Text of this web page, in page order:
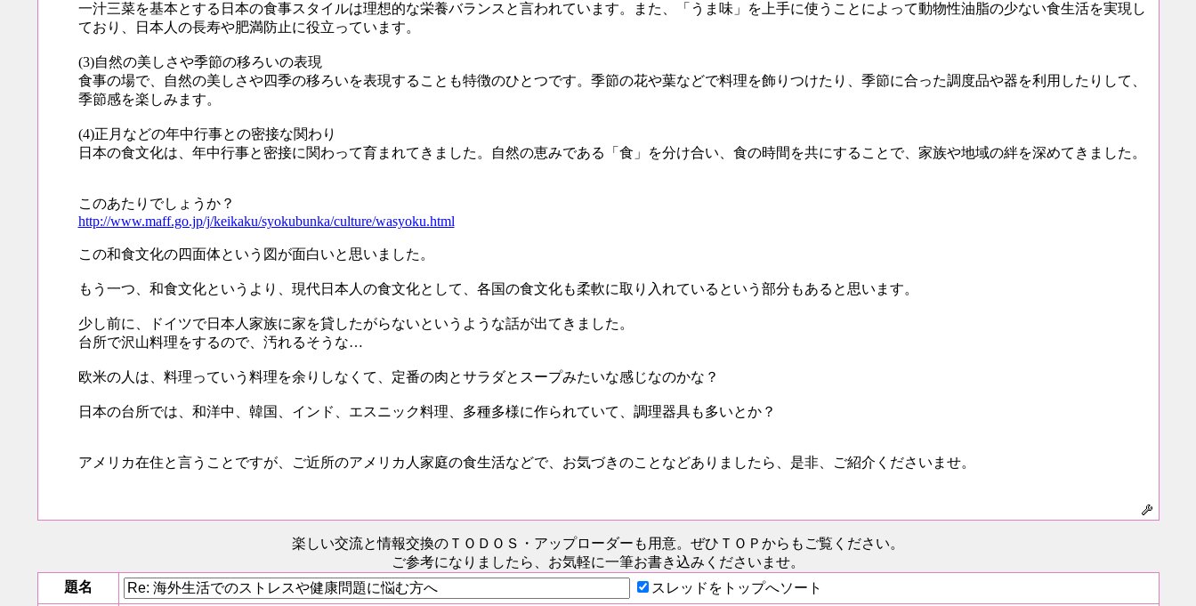
一汁三菜を基本とする日本の食事スタイルは理想的な栄養バランスと言われています。また、「うま味」を上手に使うことによって動物性油脂の少ない食生活を実現し
ており、日本人の長寿や肥満防止に役立っています。
(3)自然の美しさや季節の移ろいの表現
食事の場で、自然の美しさや四季の移ろいを表現することも特徴のひとつです。季節の花や葉などで料理を飾りつけたり、季節に合った調度品や器を利用したりして、
季節感を楽しみます。
(4)正月などの年中行事との密接な関わり
日本の食文化は、年中行事と密接に関わって育まれてきました。自然の恵みである「食」を分け合い、食の時間を共にすることで、家族や地域の絆を深めてきました。
このあたりでしょうか？
http://www.maff.go.jp/j/keikaku/syokubunka/culture/wasyoku.html
この和食文化の四面体という図が面白いと思いました。
もう一つ、和食文化というより、現代日本人の食文化として、各国の食文化も柔軟に取り入れているという部分もあると思います。
少し前に、ドイツで日本人家族に家を貸したがらないというような話が出てきました。
台所で沢山料理をするので、汚れるそうな…
欧米の人は、料理っていう料理を余りしなくて、定番の肉とサラダとスープみたいな感じなのかな？
日本の台所では、和洋中、韓国、インド、エスニック料理、多種多様に作られていて、調理器具も多いとか？
アメリカ在住と言うことですが、ご近所のアメリカ人家庭の食生活などで、お気づきのことなどありましたら、是非、ご紹介くださいませ。
楽しい交流と情報交換のＴＯＤＯＳ ・アップローダーも用意。ぜひＴＯＰからもご覧ください。
ご参考になりましたら、お気軽に一筆お書き込みくださいませ。
題名
スレッドをトップへソート